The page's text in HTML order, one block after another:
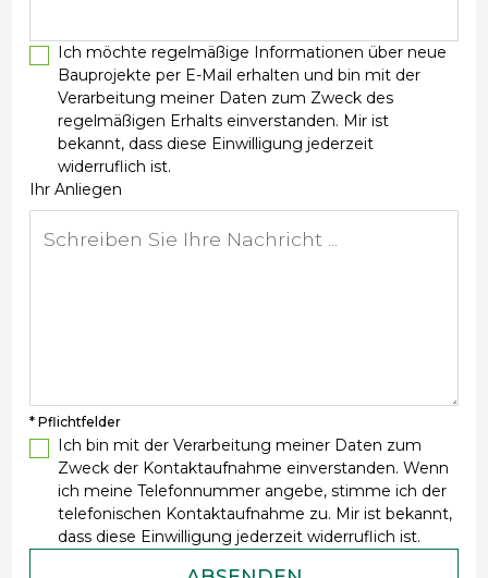
Ich möchte regelmäßige Informationen über neue
Bauprojekte per E-Mail erhalten und bin mit der
Verarbeitung meiner Daten zum Zweck des
regelmäßigen Erhalts einverstanden. Mir ist
bekannt, dass diese Einwilligung jederzeit
widerruflich ist.
Ihr Anliegen
* Pflichtfelder
Ich bin mit der Verarbeitung meiner Daten zum
Zweck der Kontaktaufnahme einverstanden. Wenn
ich meine Telefonnummer angebe, stimme ich der
telefonischen Kontaktaufnahme zu. Mir ist bekannt,
dass diese Einwilligung jederzeit widerruflich ist.